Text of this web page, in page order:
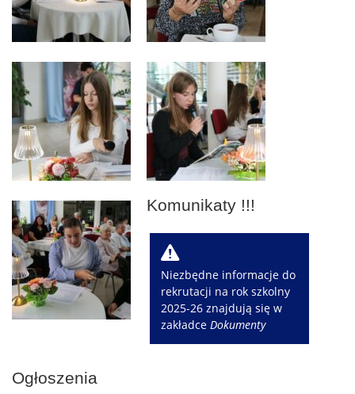
Komunikaty !!!
W
Niezbędne informacje do
rekrutacji na rok szkolny
2025-26 znajdują się w
zakładceDokumenty
Ogłoszenia